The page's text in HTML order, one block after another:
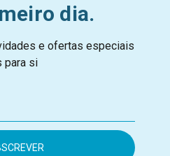
dia.
e ofertas especiais
para si